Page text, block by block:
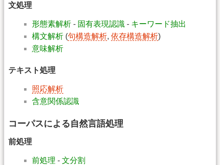
文処理
形態素解析 - 固有表現認識 - キーワード抽出
構文解析 (句構造解析, 依存構造解析)
意味解析
テキスト処理
照応解析
含意関係認識
コーパスによる自然言語処理
前処理
前処理 - 文分割